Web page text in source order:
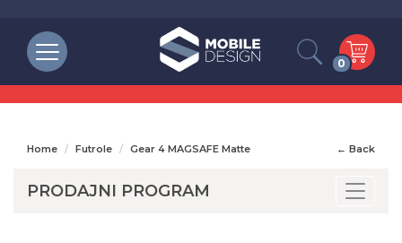
0
Home Futrole Gear 4 MAGSAFE Matte ← Back
PRODAJNI PROGRAM